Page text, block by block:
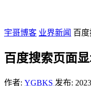
宇哥博客 业界新闻 百
百度搜索页面
作者: YGBKS 发布: